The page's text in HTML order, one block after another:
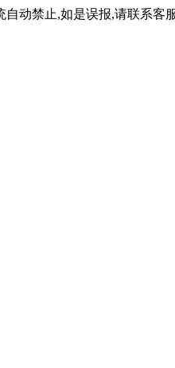
自动禁止,如是误报,请联系客